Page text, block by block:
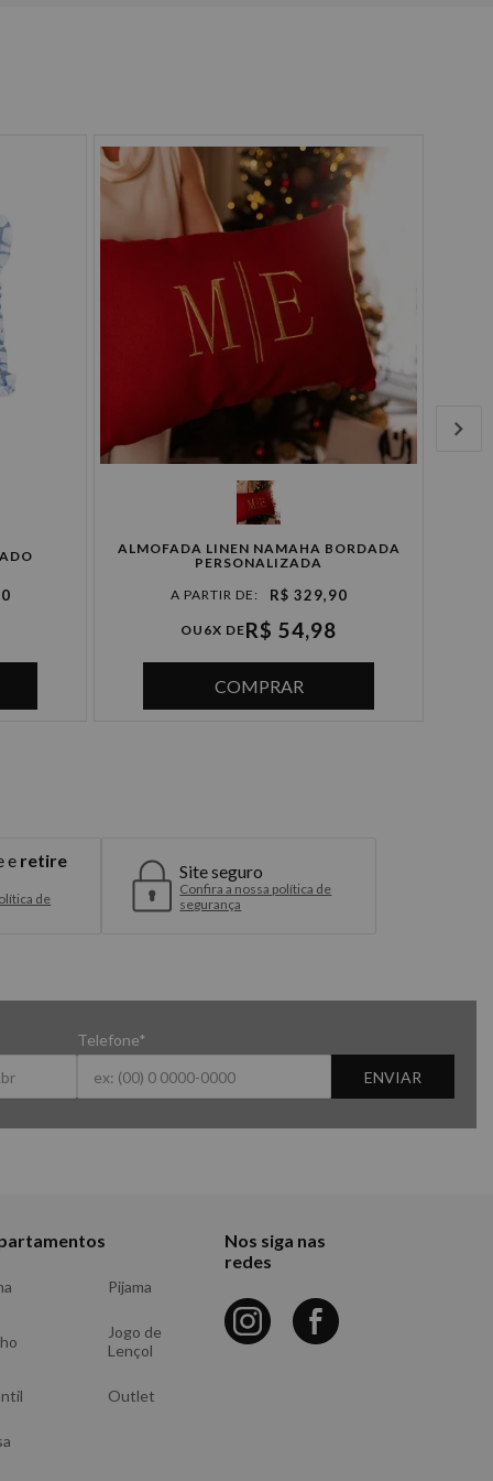
ALMOFADA LINEN NAMAHA BORDADA
PERSONALIZADA
R$ 329,90
OU 6X DER$ 54,98
COMPRAR
e retire
de
Site seguro
Confira a nossa política de
segurança
Telefone*
ENVIAR
Pijama
Jogo de
Lençol
Outlet
Nos siga nas
redes